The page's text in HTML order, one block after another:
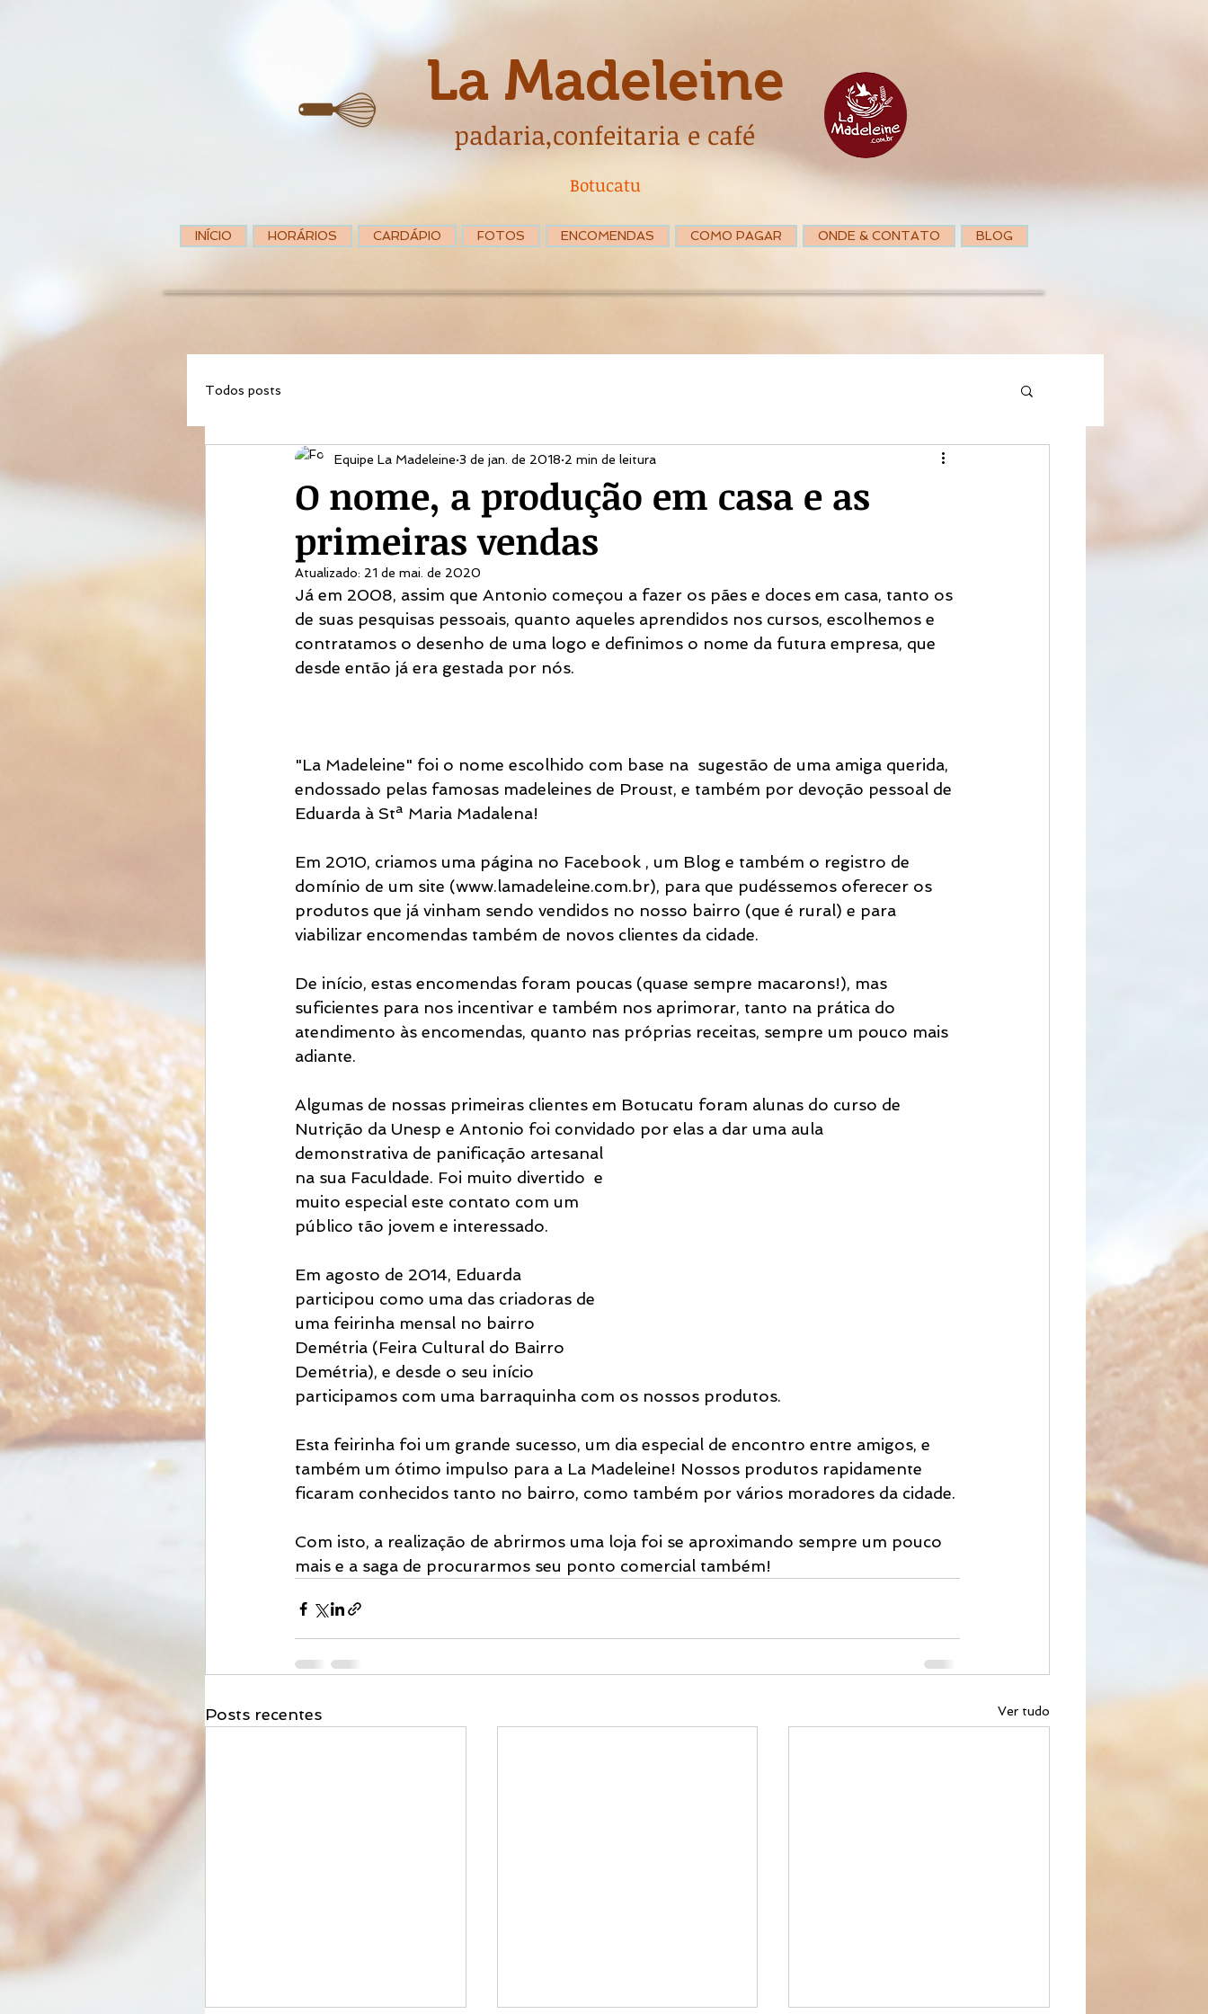
La Madeleine
Botucatu
padaria,confeitaria e café
INÍCIO HORÁRIOS CARDÁPIO FOTOS ENCOMENDAS COMO PAGAR ONDE & CONTATO BLOG
Todos posts
O nome, a produção em casa e as
primeiras vendas
Equipe La Madeleine 3 de jan. de 2018 2 min de leitura
Atualizado: 21 de mai. de 2020
Já em 2008, assim que Antonio começou a fazer os pães e doces em casa, tanto os
de suas pesquisas pessoais, quanto aqueles aprendidos nos cursos, escolhemos e
contratamos o desenho de uma logo e definimos o nome da futura empresa, que
desde então já era gestada por nós.
"La Madeleine" foi o nome escolhido com base na  sugestão de uma amiga querida,
endossado pelas famosas madeleines de Proust, e também por devoção pessoal de
Eduarda à Stª Maria Madalena!
Em 2010, criamos uma página no Facebook , um Blog e também o registro de
domínio de um site (www.lamadeleine.com.br), para que pudéssemos oferecer os
produtos que já vinham sendo vendidos no nosso bairro (que é rural) e para
viabilizar encomendas também de novos clientes da cidade.
De início, estas encomendas foram poucas (quase sempre macarons!), mas
suficientes para nos incentivar e também nos aprimorar, tanto na prática do
atendimento às encomendas, quanto nas próprias receitas, sempre um pouco mais
adiante.
Algumas de nossas primeiras clientes em Botucatu foram alunas do curso de
Nutrição da Unesp e Antonio foi convidado por elas a dar uma aula
demonstrativa de panificação artesanal
na sua Faculdade. Foi muito divertido  e
muito especial este contato com um
público tão jovem e interessado.
Em agosto de 2014, Eduarda
participou como uma das criadoras de
uma feirinha mensal no bairro
Demétria (Feira Cultural do Bairro
Demétria), e desde o seu início
participamos com uma barraquinha com os nossos produtos.
Esta feirinha foi um grande sucesso, um dia especial de encontro entre amigos, e
também um ótimo impulso para a La Madeleine! Nossos produtos rapidamente
ficaram conhecidos tanto no bairro, como também por vários moradores da cidade.
Com isto, a realização de abrirmos uma loja foi se aproximando sempre um pouco
mais e a saga de procurarmos seu ponto comercial também!
Posts recentes Ver tudo